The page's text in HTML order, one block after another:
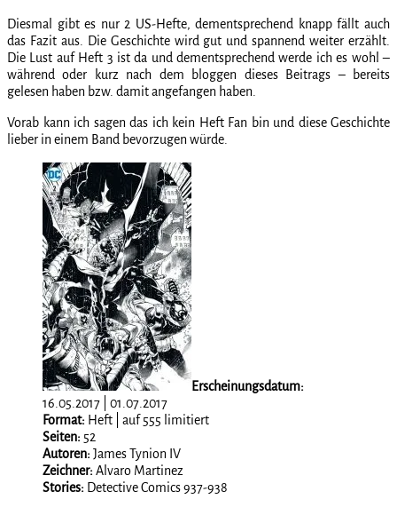
Diesmal gibt es nur 2 US-Hefte, dementsprechend knapp fällt auch
das Fazit aus. Die Geschichte wird gut und spannend weiter erzählt.
Die Lust auf Heft 3 ist da und dementsprechend werde ich es wohl –
während oder kurz nach dem bloggen dieses Beitrags – bereits
gelesen haben bzw. damit angefangen haben.
Vorab kann ich sagen das ich kein Heft Fan bin und diese Geschichte
lieber in einem Band bevorzugen würde.
Erscheinungsdatum:
16.05.2017 | 01.07.2017
Format: Heft | auf 555 limitiert
Seiten: 52
Autoren: James Tynion IV
Zeichner: Alvaro Martinez
Stories: Detective Comics 937-938